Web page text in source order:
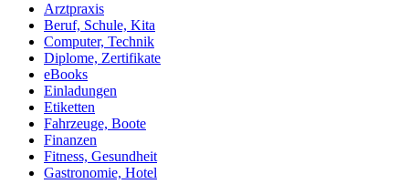
Arztpraxis
Beruf, Schule, Kita
Computer, Technik
Diplome, Zertifikate
eBooks
Einladungen
Etiketten
Fahrzeuge, Boote
Finanzen
Fitness, Gesundheit
Gastronomie, Hotel